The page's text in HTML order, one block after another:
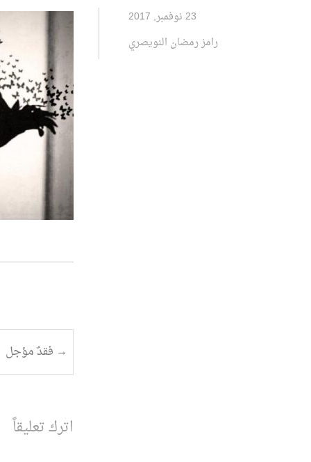
23 نوفمبر, 2017
رامز رمضان النويصري
تصفح
المقالة
→ فقدٌ مؤجل
اترك تعليقاً